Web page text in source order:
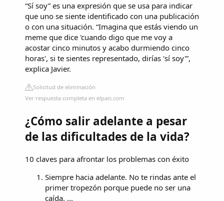
“Sí soy” es una expresión que se usa para indicar
que uno se siente identificado con una publicación
o con una situación. “Imagina que estás viendo un
meme que dice 'cuando digo que me voy a
acostar cinco minutos y acabo durmiendo cinco
horas', si te sientes representado, dirías 'sí soy'”,
explica Javier.
Solicitud de eliminación
Ver respuesta completa en elpais.com
¿Cómo salir adelante a pesar
de las dificultades de la vida?
10 claves para afrontar los problemas con éxito
Siempre hacia adelante. No te rindas ante el
primer tropezón porque puede no ser una
caída. ...